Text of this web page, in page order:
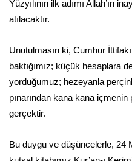
Yüzyılının ilk adımı Allah’ın
atılacaktır.
Unutulmasın ki, Cumhur
baktığımız; küçük hesaplara
yorduğumuz; hezeyanla
pınarından kana kana
gerçektir.
Bu duygu ve düşüncelerle, 24